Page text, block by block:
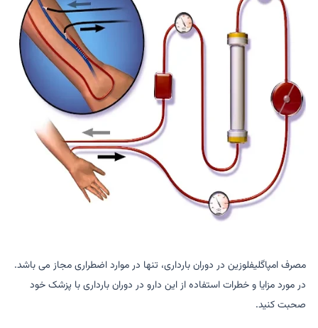
مصرف امپاگلیفلوزین در دوران بارداری، تنها در موارد اضطراری مجاز می باشد.
در مورد مزایا و خطرات استفاده از این دارو در دوران بارداری با پزشک خود
صحبت کنید.